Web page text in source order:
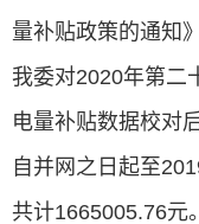
量补贴政策的通知
我委对2020年第二
电量补贴数据校对
自并网之日起至
共计1665005.76元